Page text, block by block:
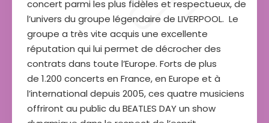
concert parmi les plus fidèles et respectueux, de
l’univers du groupe légendaire de LIVERPOOL. Le
groupe a très vite acquis une excellente
réputation qui lui permet de décrocher des
contrats dans toute l’Europe. Forts de plus
de 1.200 concerts en France, en Europe et à
l’international depuis 2005, ces quatre musiciens
offriront au public du BEATLES DAY un show